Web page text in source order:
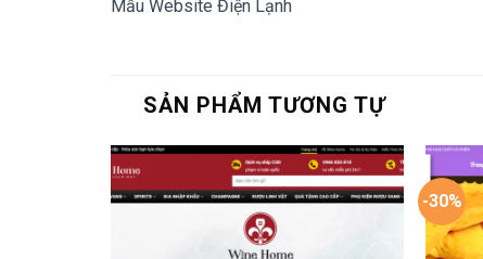
Mẫu Website Điện Lạnh
SẢN PHẨM TƯƠNG TỰ
-30%